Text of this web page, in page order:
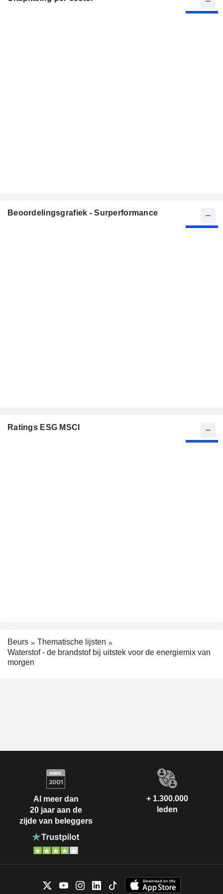
Beoordelingsgrafiek - Surperformance
Ratings ESG MSCI
Beurs
Thematische lijsten
Waterstof - de brandstof bij uitstek voor de energiemix van
morgen
Al meer dan
20 jaar aan de
zijde van beleggers
+ 1.300.000
leden